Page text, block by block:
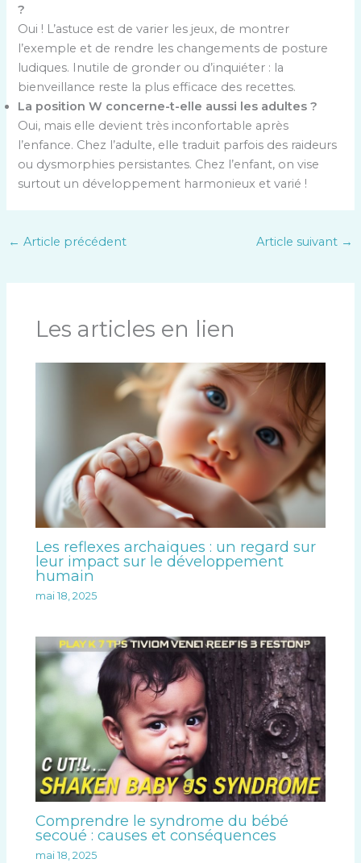
?
Oui ! L’astuce est de varier les jeux, de montrer
l’exemple et de rendre les changements de posture
ludiques. Inutile de gronder ou d’inquiéter : la
bienveillance reste la plus efficace des recettes.
La position W concerne-t-elle aussi les adultes ?
Oui, mais elle devient très inconfortable après
l’enfance. Chez l’adulte, elle traduit parfois des raideurs
ou dysmorphies persistantes. Chez l’enfant, on vise
surtout un développement harmonieux et varié !
← Article précédent Article suivant →
Les articles en lien
Les reflexes archaiques : un regard sur
leur impact sur le développement
humain
mai 18, 2025
Comprendre le syndrome du bébé
secoué : causes et conséquences
mai 18, 2025